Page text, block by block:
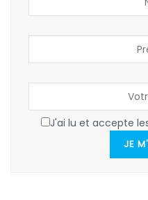
J'ai lu et accepte
JE